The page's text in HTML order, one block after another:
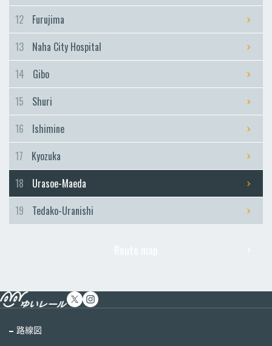
Ishimine
Tedako-Uranishi
Kyozuka
12
Furujima
13
Naha City Hospital
14
Gibo
15
Shuri
16
Ishimine
17
Kyozuka
18
Urasoe-Maeda
19
Tedako-Uranishi
路線図